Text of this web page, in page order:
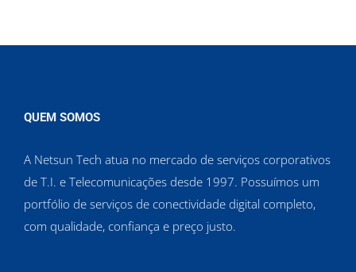
QUEM SOMOS
A Netsun Tech atua no mercado de serviços corporativos
de T.I. e Telecomunicações desde 1997. Possuímos um
portfólio de serviços de conectividade digital completo,
com qualidade, confiança e preço justo.